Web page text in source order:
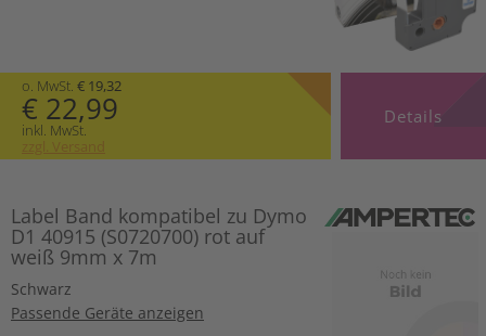
o. MwSt. € 19,32
€ 22,99
inkl. MwSt.
zzgl. Versand
Details
Label Band kompatibel zu Dymo
D1 40915 (S0720700) rot auf
weiß 9mm x 7m
Schwarz
Passende Geräte anzeigen